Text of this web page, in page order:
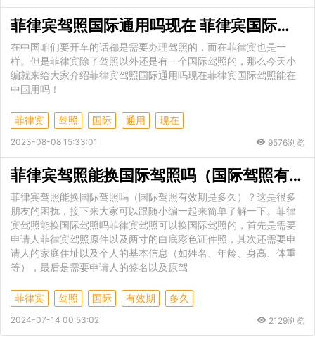
菲律宾驾照国际通用吗现在 菲律宾国际驾照能在中国用吗
在中国咱们要开车的话都是需要办理驾照的，而在菲律宾也是一
样。但是菲律宾除了驾照以外还是有一个国际驾照的，那么今天小
编就来给大家介绍菲律宾驾照国际通用吗现在菲律宾国际驾照能在
中国用吗！
菲律宾 驾照 国际 通用 现在
2023-08-08 15:33:01 9576浏览
菲律宾驾照能换国际驾照吗（国际驾照有效期是多久）
菲律宾驾照能换国际驾照吗（国际驾照有效期是多久）？这是很多
朋友的困扰，接下来大家可以跟随小编一起来简单了解一下。菲律
宾驾照能换国际驾照吗菲律宾驾照可以换国际驾照的，首先是需要
申请人菲律宾驾照原件以及两寸的白底彩色证件照，其次还需要申
请人的家庭住址以及个人的基本信息（如姓名、年龄、身高、体重
等），最后是需要申请人的签名以及原驾
菲律宾 驾照 国际 有效期 多久
2024-07-14 00:53:02 2129浏览